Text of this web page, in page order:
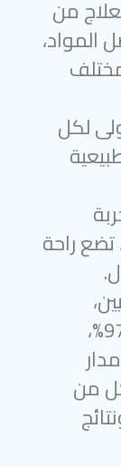
من
المواد،
لكل
تضع راحة
ونسبة رضا عملائنا التي تتجاوز 97%،
من